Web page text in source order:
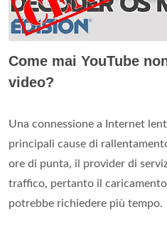
Come mai YouTube
video?
Una connessione a Internet
principali cause di
ore di punta, il provider di
traffico, pertanto il
potrebbe richiedere più tempo.